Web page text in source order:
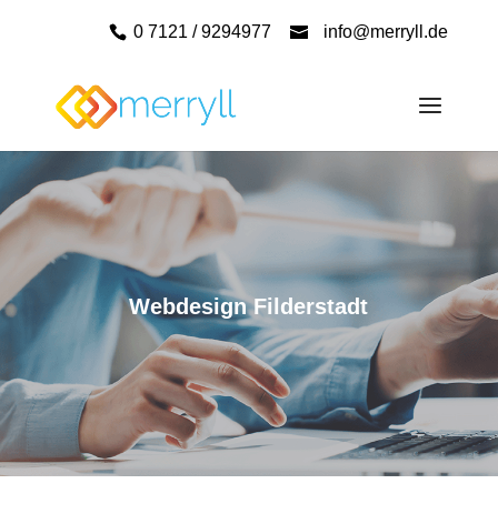
0 7121 / 9294977 info@merryll.de
Webdesign Filderstadt